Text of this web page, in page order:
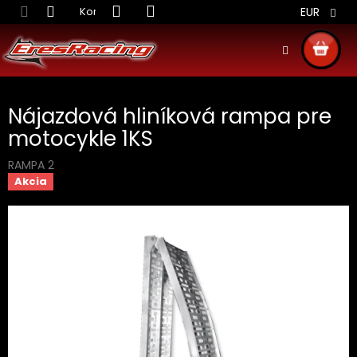
Prejsť
na
obsah
Kontakt Obchodné podmienky Doprava
EUR
KOŠÍK
Nájazdová hliníková rampa pre
motocykle 1KS
RAMPA 2
Akcia